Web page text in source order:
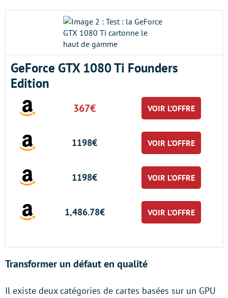
GeForce GTX 1080 Ti Founders
Edition
367€ VOIR L’OFFRE
1198€ VOIR L’OFFRE
1198€ VOIR L’OFFRE
1,486.78€ VOIR L’OFFRE
Transformer un défaut en qualité
Il existe deux catégories de cartes basées sur un GPU